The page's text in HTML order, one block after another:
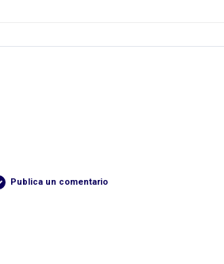
Publica un comentario